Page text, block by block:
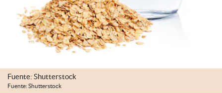
Fuente: Shutterstock
Fuente: Shutterstock